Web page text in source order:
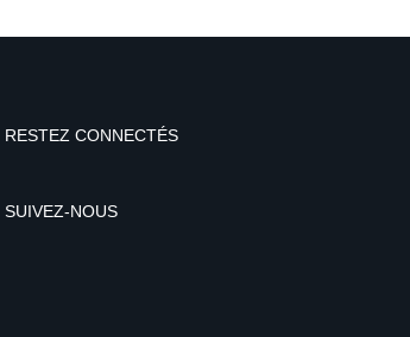
RESTEZ CONNECTÉS
SUIVEZ-NOUS